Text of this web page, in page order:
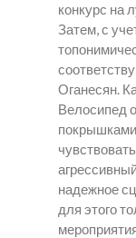
конкурс на
Затем, с
Оганесян.
Велосипед
надежное
для этого